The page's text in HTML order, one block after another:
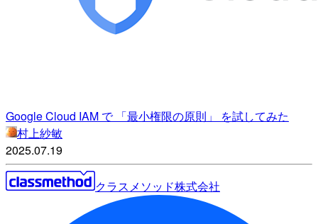
Google Cloud IAM で 「最小権限の原則」 を試してみた
村上紗敏
2025.07.19
クラスメソッド株式会社